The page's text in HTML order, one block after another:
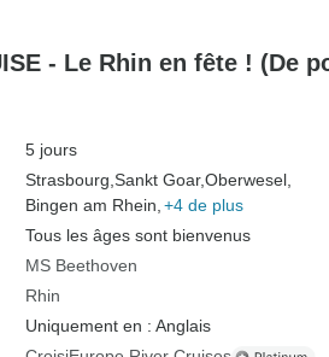
- Le Rhin en fête ! (De
5 jours
Strasbourg, Sankt Goar,Oberwesel,
Bingen am Rhein, +4 de plus
Tous les âges sont bienvenus
MS Beethoven
Rhin
Uniquement en : Anglais